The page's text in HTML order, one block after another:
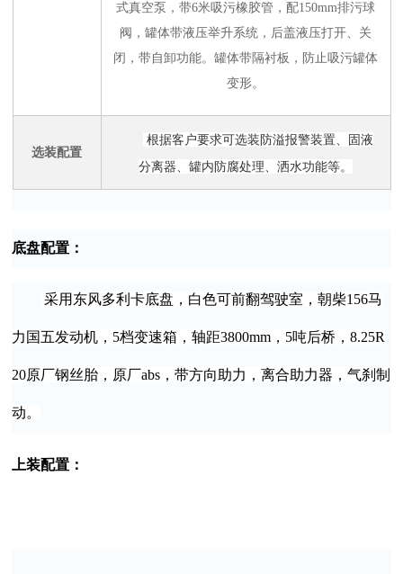
式真空泵，带6米吸污橡胶管，配150mm排污球
阀，罐体带液压举升系统，后盖液压打开、关
闭，带自卸功能。罐体带隔衬板，防止吸污罐体
变形。
选装配置
根据客户要求可选装防溢报警装置、固液
分离器、罐内防腐处理、洒水功能等。
底盘配置：
采用东风多利卡底盘，白色可前翻驾驶室，朝柴156马
力国五发动机，5档变速箱，轴距3800mm，5吨后桥，8.25R
20原厂钢丝胎，原厂abs，带方向助力，离合助力器，气刹制
动。
上装配置：